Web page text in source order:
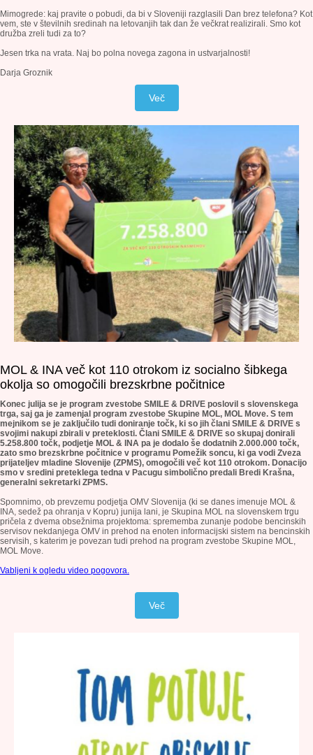
Mimogrede: kaj pravite o pobudi, da bi v Sloveniji razglasili Dan brez telefona? Kot
vem, ste v številnih sredinah na letovanjih tak dan že večkrat realizirali. Smo kot
družba zreli tudi za to?
Jesen trka na vrata. Naj bo polna novega zagona in ustvarjalnosti!
Darja Groznik
Več
MOL & INA več kot 110 otrokom iz socialno šibkega
okolja so omogočili brezskrbne počitnice
Konec julija se je program zvestobe SMILE & DRIVE poslovil s slovenskega
trga, saj ga je zamenjal program zvestobe Skupine MOL, MOL Move. S tem
mejnikom se je zaključilo tudi doniranje točk, ki so jih člani SMILE & DRIVE s
svojimi nakupi zbirali v preteklosti. Člani SMILE & DRIVE so skupaj donirali
5.258.800 točk, podjetje MOL & INA pa je dodalo še dodatnih 2.000.000 točk,
zato smo brezskrbne počitnice v programu Pomežik soncu, ki ga vodi Zveza
prijateljev mladine Slovenije (ZPMS), omogočili več kot 110 otrokom. Donacijo
smo v sredini preteklega tedna v Pacugu simbolično predali Bredi Krašna,
generalni sekretarki ZPMS.
Spomnimo, ob prevzemu podjetja OMV Slovenija (ki se danes imenuje MOL &
INA, sedež pa ohranja v Kopru) junija lani, je Skupina MOL na slovenskem trgu
pričela z dvema obsežnima projektoma: sprememba zunanje podobe bencinskih
servisov nekdanjega OMV in prehod na enoten informacijski sistem na bencinskih
servisih, s katerim je povezan tudi prehod na program zvestobe Skupine MOL,
MOL Move.
Vabljeni k ogledu video pogovora.
Več